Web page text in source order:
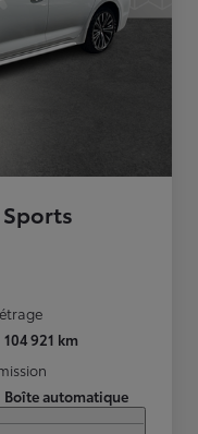
104 921 km
Boîte automatique